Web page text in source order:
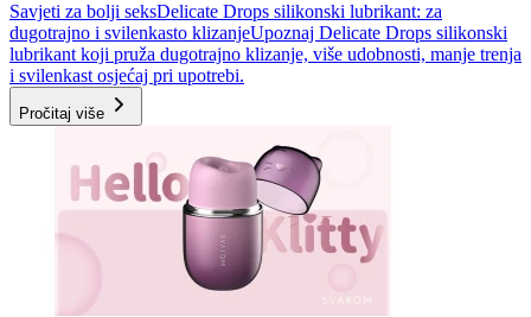
Savjeti za bolji seksDelicate Drops silikonski lubrikant: za
dugotrajno i svilenkasto klizanjeUpoznaj Delicate Drops silikonski
lubrikant koji pruža dugotrajno klizanje, više udobnosti, manje trenja
i svilenkast osjećaj pri upotrebi.
Pročitaj više